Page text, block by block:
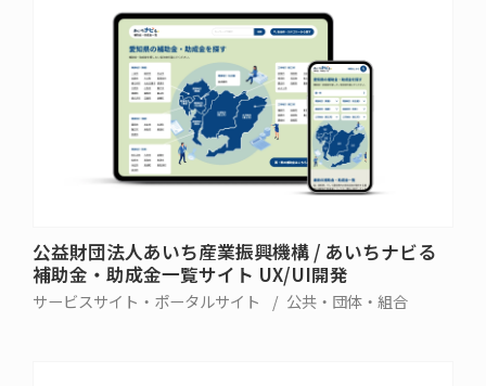
公益財団法人あいち産業振興機構 / あいちナビる
補助金・助成金一覧サイト UX/UI開発
サービスサイト・ポータルサイト 公共・団体・組合